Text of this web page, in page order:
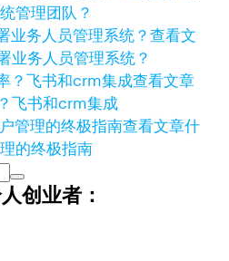
管理团队？
查看文
业务人员管理系统？
查看文章
飞书和crm集成
查看文章什
的终极指南
创业者：